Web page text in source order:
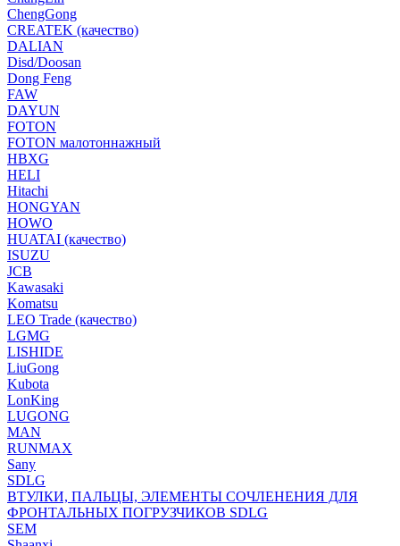
ChengGong
CREATEK (качество)
DALIAN
Disd/Doosan
Dong Feng
FAW
DAYUN
FOTON
FOTON малотоннажный
HBXG
HELI
Hitachi
HONGYAN
HOWO
HUATAI (качество)
ISUZU
JCB
Kawasaki
Komatsu
LEO Trade (качество)
LGMG
LISHIDE
LiuGong
Kubota
LonKing
LUGONG
MAN
RUNMAX
Sany
SDLG
ВТУЛКИ, ПАЛЬЦЫ, ЭЛЕМЕНТЫ СОЧЛЕНЕНИЯ ДЛЯ
ФРОНТАЛЬНЫХ ПОГРУЗЧИКОВ SDLG
SEM